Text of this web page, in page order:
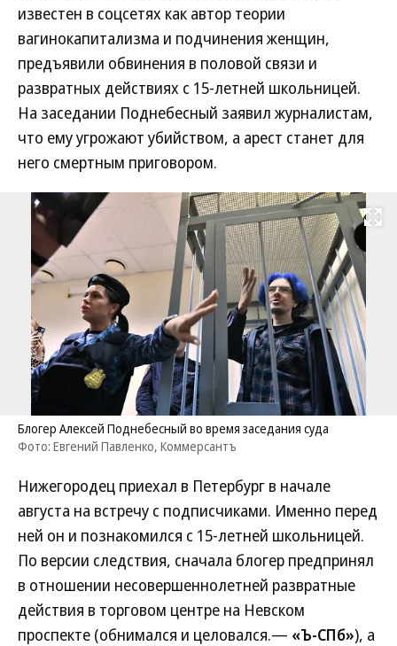
известен в соцсетях как автор теории
вагинокапитализма и подчинения женщин,
предъявили обвинения в половой связи и
развратных действиях с 15-летней школьницей.
На заседании Поднебесный заявил журналистам,
что ему угрожают убийством, а арест станет для
него смертным приговором.
Развернуть
Блогер Алексей Поднебесный во время заседания суда
Фото: Евгений Павленко, Коммерсантъ
Нижегородец приехал в Петербург в начале
августа на встречу с подписчиками. Именно перед
ней он и познакомился с 15-летней школьницей.
По версии следствия, сначала блогер предпринял
в отношении несовершеннолетней развратные
действия в торговом центре на Невском
проспекте (обнимался и целовался.— «Ъ-СПб»), а